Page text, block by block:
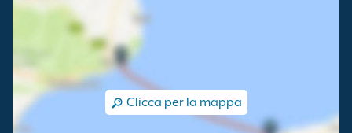
Clicca per la mappa